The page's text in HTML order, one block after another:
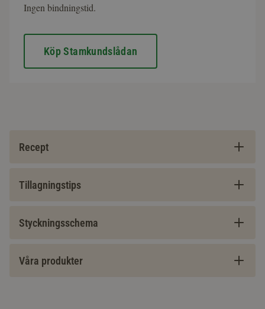
Ingen bindningstid.
Köp Stamkundslådan
Recept
Tillagningstips
Styckningsschema
Våra produkter